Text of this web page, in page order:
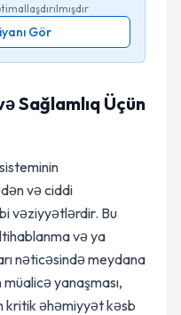
Gör
Sağlamlıq Üçün
və ciddi
vəziyyətlərdir. Bu
və ya
nəticəsində meydana
yanaşması,
kritik əhəmiyyət kəsb